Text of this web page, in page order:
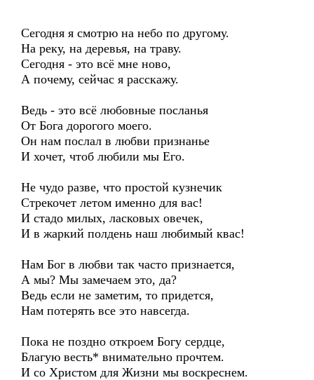
Сегодня я смотрю на небо по другому.
На реку, на деревья, на траву.
Сегодня - это всё мне ново,
А почему, сейчас я расскажу.
Ведь - это всё любовные посланья
От Бога дорогого моего.
Он нам послал в любви признанье
И хочет, чтоб любили мы Его.
Не чудо разве, что простой кузнечик
Стрекочет летом именно для вас!
И стадо милых, ласковых овечек,
И в жаркий полдень наш любимый квас!
Нам Бог в любви так часто признается,
А мы? Мы замечаем это, да?
Ведь если не заметим, то придется,
Нам потерять все это навсегда.
Пока не поздно откроем Богу сердце,
Благую весть* внимательно прочтем.
И со Христом для Жизни мы воскреснем.